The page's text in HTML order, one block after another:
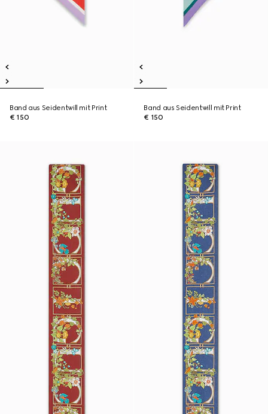
Band aus Seidentwill mit Print
€ 150
Band aus Seidentwill mit Print
€ 150